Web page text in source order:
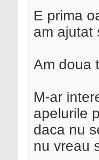
E prima
am ajutat
Am doua
M-ar
apelurile
daca nu
nu vreau